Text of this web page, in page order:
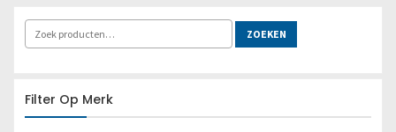
ZOEKEN
Filter Op Merk